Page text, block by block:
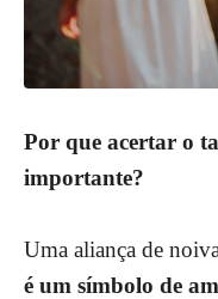
Por que acertar o
importante?
Uma aliança de
é um símbolo de